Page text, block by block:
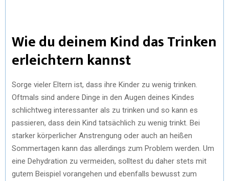
Wie du deinem Kind das Trinken
erleichtern kannst
Sorge vieler Eltern ist, dass ihre Kinder zu wenig trinken.
Oftmals sind andere Dinge in den Augen deines Kindes
schlichtweg interessanter als zu trinken und so kann es
passieren, dass dein Kind tatsächlich zu wenig trinkt. Bei
starker körperlicher Anstrengung oder auch an heißen
Sommertagen kann das allerdings zum Problem werden. Um
eine Dehydration zu vermeiden, solltest du daher stets mit
gutem Beispiel vorangehen und ebenfalls bewusst zum